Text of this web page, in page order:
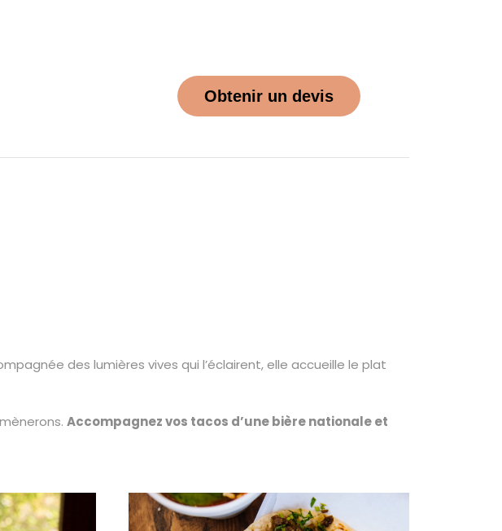
Obtenir un devis
des lumières vives qui l’éclairent, elle accueille le plat
Accompagnez vos tacos d’une bière nationale et